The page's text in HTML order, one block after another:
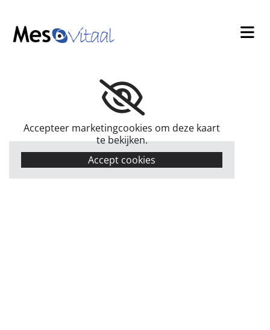
Accepteer marketingcookies om deze kaart
te bekijken.
Accept cookies